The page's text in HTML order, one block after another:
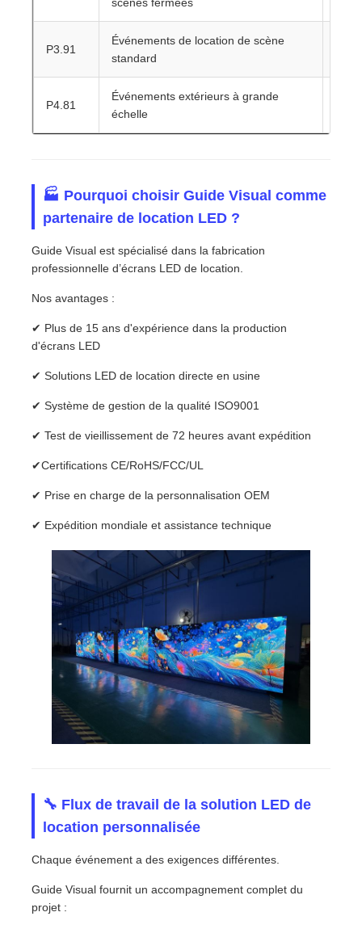
scènes fermées
P3.91
Événements de location de scène
standard
P4.81
Événements extérieurs à grande
échelle
🏭 Pourquoi choisir Guide Visual comme
partenaire de location LED ?
Guide Visual est spécialisé dans la fabrication
professionnelle d’écrans LED de location.
Nos avantages :
✔ Plus de 15 ans d'expérience dans la production
d'écrans LED
✔ Solutions LED de location directe en usine
✔ Système de gestion de la qualité ISO9001
✔ Test de vieillissement de 72 heures avant expédition
✔Certifications CE/RoHS/FCC/UL
✔ Prise en charge de la personnalisation OEM
✔ Expédition mondiale et assistance technique
🔧 Flux de travail de la solution LED de
location personnalisée
Chaque événement a des exigences différentes.
Guide Visual fournit un accompagnement complet du
projet :